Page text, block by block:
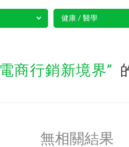
健康 / 醫學
電商行銷新境界
無相關結果